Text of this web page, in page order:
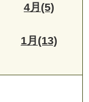
4月(5)
1月(13)